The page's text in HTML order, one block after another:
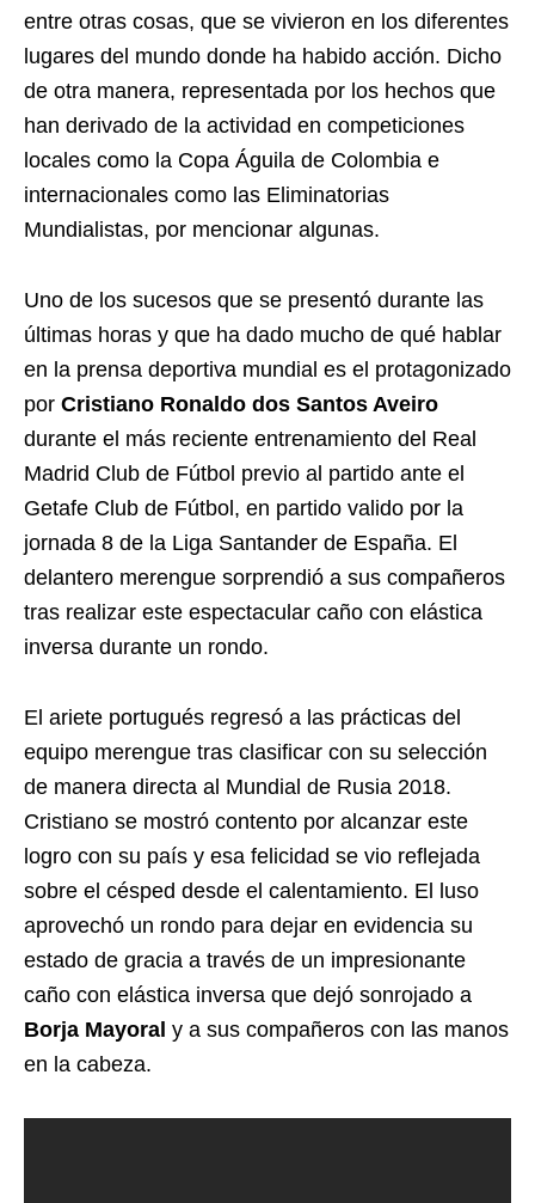
entre otras cosas, que se vivieron en los diferentes
lugares del mundo donde ha habido acción. Dicho
de otra manera, representada por los hechos que
han derivado de la actividad en competiciones
locales como la Copa Águila de Colombia e
internacionales como las Eliminatorias
Mundialistas, por mencionar algunas.
Uno de los sucesos que se presentó durante las
últimas horas y que ha dado mucho de qué hablar
en la prensa deportiva mundial es el protagonizado
por Cristiano Ronaldo dos Santos Aveiro
durante el más reciente entrenamiento del Real
Madrid Club de Fútbol previo al partido ante el
Getafe Club de Fútbol, en partido valido por la
jornada 8 de la Liga Santander de España. El
delantero merengue sorprendió a sus compañeros
tras realizar este espectacular caño con elástica
inversa durante un rondo.
El ariete portugués regresó a las prácticas del
equipo merengue tras clasificar con su selección
de manera directa al Mundial de Rusia 2018.
Cristiano se mostró contento por alcanzar este
logro con su país y esa felicidad se vio reflejada
sobre el césped desde el calentamiento. El luso
aprovechó un rondo para dejar en evidencia su
estado de gracia a través de un impresionante
caño con elástica inversa que dejó sonrojado a
Borja Mayoral y a sus compañeros con las manos
en la cabeza.